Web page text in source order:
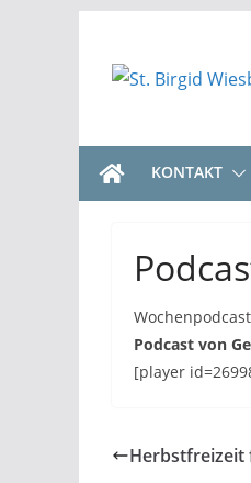
springen
KONTAKT
Podcast von
[player
Herbstfreizeit